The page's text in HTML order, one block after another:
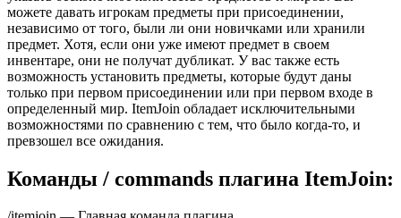
можете давать игрокам предметы при присоединении,
независимо от того, были ли они новичками или хранили
предмет. Хотя, если они уже имеют предмет в своем
инвентаре, они не получат дубликат. У вас также есть
возможность установить предметы, которые будут даны
только при первом присоединении или при первом входе в
определенный мир. ItemJoin обладает исключительными
возможностями по сравнению с тем, что было когда-то, и
превзошел все ожидания.
Команды / commands плагина ItemJoin: